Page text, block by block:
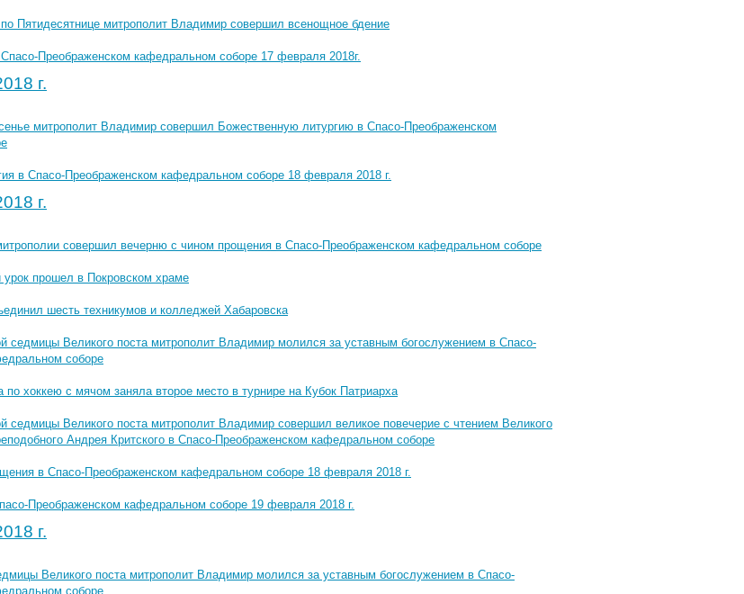
Пятидесятнице митрополит Владимир совершил всенощное бдение
Преображенском кафедральном соборе 17 февраля 2018г.
г.
митрополит Владимир совершил Божественную литургию в Спасо-Преображенском
в Спасо-Преображенском кафедральном соборе 18 февраля 2018 г.
г.
совершил вечерню с чином прощения в Спасо-Преображенском кафедральном соборе
урок прошел в Покровском храме
шесть техникумов и колледжей Хабаровска
седмицы Великого поста митрополит Владимир молился за уставным богослужением в Спасо-
соборе
по хоккею с мячом заняла второе место в турнире на Кубок Патриарха
седмицы Великого поста митрополит Владимир совершил великое повечерие с чтением Великого
Андрея Критского в Спасо-Преображенском кафедральном соборе
в Спасо-Преображенском кафедральном соборе 18 февраля 2018 г.
Преображенском кафедральном соборе 19 февраля 2018 г.
г.
Великого поста митрополит Владимир молился за уставным богослужением в Спасо-
соборе